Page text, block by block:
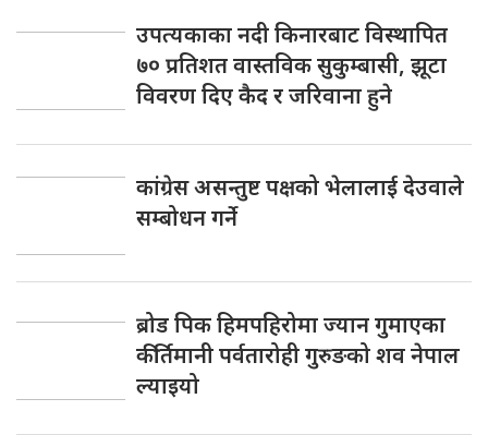
उपत्यकाका नदी किनारबाट विस्थापित
७० प्रतिशत वास्तविक सुकुम्बासी, झूटा
विवरण दिए कैद र जरिवाना हुने
कांग्रेस असन्तुष्ट पक्षको भेलालाई देउवाले
सम्बोधन गर्ने
ब्रोड पिक हिमपहिरोमा ज्यान गुमाएका
कीर्तिमानी पर्वतारोही गुरुङको शव नेपाल
ल्याइयो